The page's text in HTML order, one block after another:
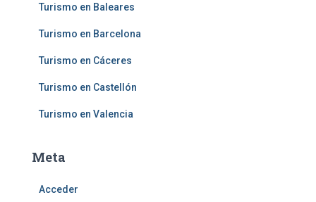
Turismo en Baleares
Turismo en Barcelona
Turismo en Cáceres
Turismo en Castellón
Turismo en Valencia
Meta
Acceder